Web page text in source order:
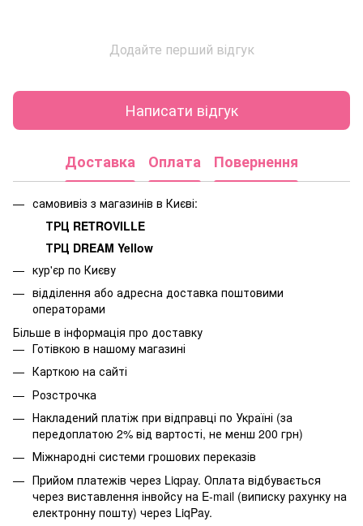
Додайте перший відгук
Написати відгук
Доставка Оплата Повернення
самовивіз з магазинів в Києві:
ТРЦ RETROVILLE
ТРЦ DREAM Yellow
кур'єр по Києву
відділення або адресна доставка поштовими
операторами
Більше в інформація про доставку
Готівкою в нашому магазині
Карткою на сайті
Розстрочка
Накладений платіж при відправці по Україні (за
передоплатою 2% від вартості, не менш 200 грн)
Міжнародні системи грошових переказів
Прийом платежів через Liqpay. Оплата відбувається
через виставлення інвойсу на E-mail (виписку рахунку на
електронну пошту) через LiqPay.